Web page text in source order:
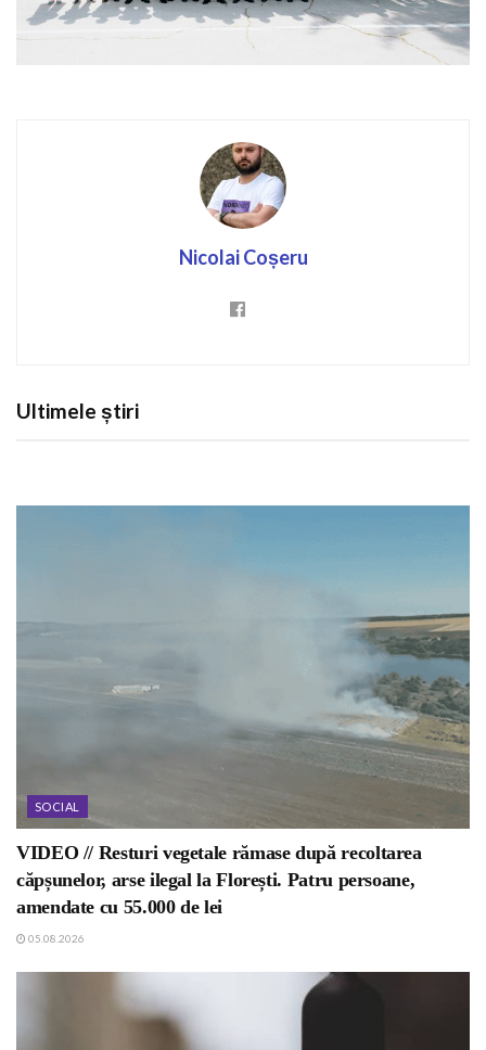
Nicolai Coșeru
Ultimele știri
SOCIAL
VIDEO // Resturi vegetale rămase după recoltarea
căpșunelor, arse ilegal la Florești. Patru persoane,
amendate cu 55.000 de lei
05.08.2026